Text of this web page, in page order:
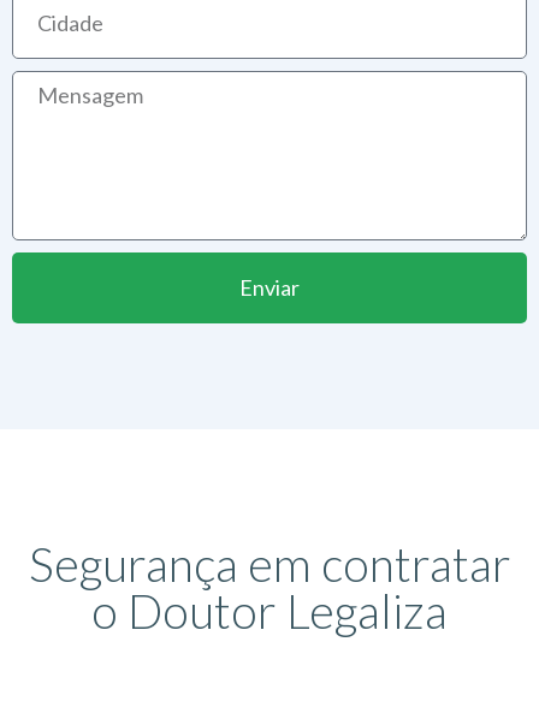
Enviar
Segurança em contratar
o Doutor Legaliza